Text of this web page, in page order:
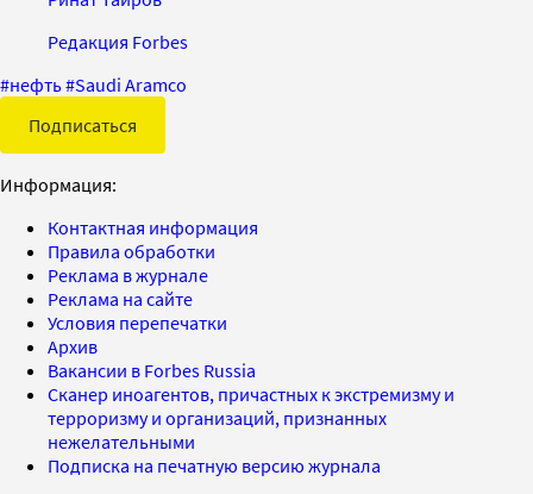
Редакция Forbes
#нефть#Saudi Aramco
Подписаться
Информация:
Контактная информация
Правила обработки
Реклама в журнале
Реклама на сайте
Условия перепечатки
Архив
Вакансии в Forbes Russia
Сканер иноагентов, причастных к экстремизму и
терроризму и организаций, признанных
нежелательными
Подписка на печатную версию журнала